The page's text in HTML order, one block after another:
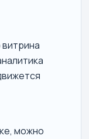
можно